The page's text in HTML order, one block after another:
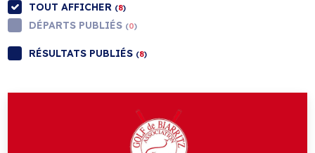
TOUT AFFICHER (8)
DÉPARTS PUBLIÉS (0)
RÉSULTATS PUBLIÉS (8)